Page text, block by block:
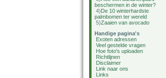
beschermen in de winter?
4)De 10 winterhardste
palmbomen ter wereld
5)Zaaien van avocado
Handige pagina's
Exoten adressen
Veel gestelde vragen
Hoe foto's uploaden
Richtlijnen
Disclaimer
Link naar ons
Links